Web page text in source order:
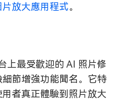
放大應用程式。
上最受歡迎的 AI 照片修
節增強功能聞名。它特
者真正體驗到照片放大